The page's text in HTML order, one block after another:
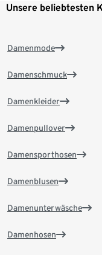
Unsere beliebtesten
Damenmode
Damenschmuck
Damenkleider
Damenpullover
Damensporthosen
Damenblusen
Damenunterwäsche
Damenhosen